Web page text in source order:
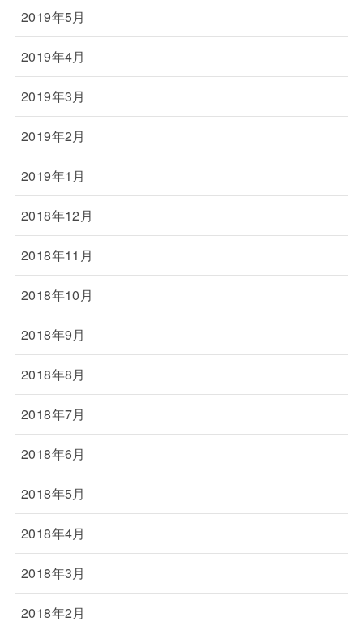
2019年5月
2019年4月
2019年3月
2019年2月
2019年1月
2018年12月
2018年11月
2018年10月
2018年9月
2018年8月
2018年7月
2018年6月
2018年5月
2018年4月
2018年3月
2018年2月